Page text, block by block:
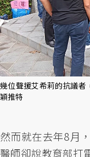
幾位聲援艾希莉的抗議者
穎推特
然而就在去年8月
醫師卻說教育部打